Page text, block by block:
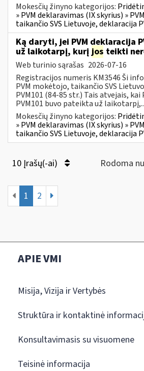
Mokesčių žinyno kategorijos:
» PVM deklaravimas (IX skyrius) »
taikančio SVS Lietuvoje, deklaracija
Ką daryti, jei PVM deklaracija
už laikotarpį, kurį jos teikti
Web turinio sąrašas 2026-07-16
Registracijos numeris KM3546 Ši
PVM mokėtojo, taikančio SVS
PVM101 (84-85 str.) Tais atvejais, kai
PVM101 buvo pateikta už
Mokesčių žinyno kategorijos:
» PVM deklaravimas (IX skyrius) »
taikančio SVS Lietuvoje, deklaracija
10 Įrašų(-ai) Rodoma
1 2
APIE VMI
Misija, Vizija ir Vertybės
Struktūra ir kontaktinė
Konsultavimasis su visuomene
Teisinė informacija